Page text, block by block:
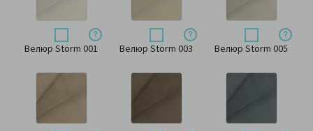
Велюр Storm 001 Велюр Storm 003 Велюр Storm 005